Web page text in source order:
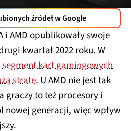
źródeł w Google
i AMD opublikowały swoje
kwartał 2022 roku. W
segment kart gamingowych
stratę. U AMD nie jest tak
graczy to też procesory i
nowej generacji, więc wpływ